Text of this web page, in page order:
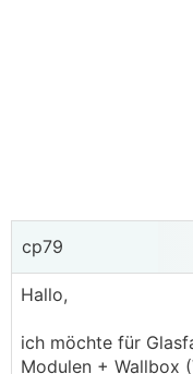
cp79
Hallo,
ich möchte für
Modulen + Wallbox